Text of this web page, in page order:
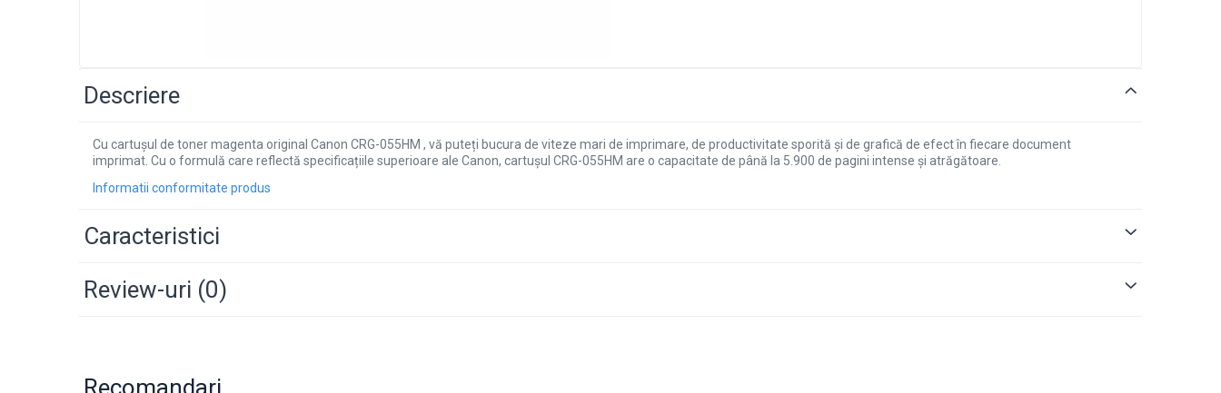
Descriere
Cu cartușul de toner magenta original Canon CRG-055HM , vă puteți bucura de viteze mari de imprimare, de productivitate sporită și de grafică de efect în fiecare document
imprimat. Cu o formulă care reflectă specificațiile superioare ale Canon, cartușul CRG-055HM are o capacitate de până la 5.900 de pagini intense și atrăgătoare.
Informatii conformitate produs
Caracteristici
Review-uri (0)
Recomandari